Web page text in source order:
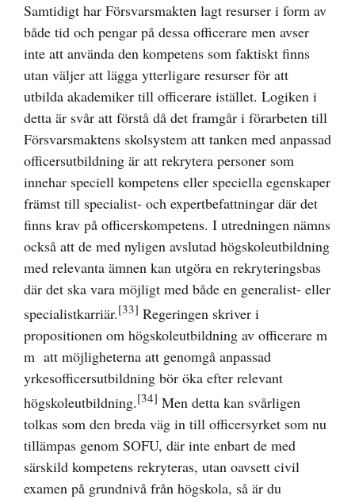
Samtidigt har Försvarsmakten lagt resurser i form av
både tid och pengar på dessa officerare men avser
inte att använda den kompetens som faktiskt finns
utan väljer att lägga ytterligare resurser för att
utbilda akademiker till officerare istället. Logiken i
detta är svår att förstå då det framgår i förarbeten till
Försvarsmaktens skolsystem att tanken med anpassad
officersutbildning är att rekrytera personer som
innehar speciell kompetens eller speciella egenskaper
främst till specialist- och expertbefattningar där det
finns krav på officerskompetens. I utredningen nämns
också att de med nyligen avslutad högskoleutbildning
med relevanta ämnen kan utgöra en rekryteringsbas
där det ska vara möjligt med både en generalist- eller
specialistkarriär.[33] Regeringen skriver i
propositionen om högskoleutbildning av officerare m
m att möjligheterna att genomgå anpassad
yrkesofficersutbildning bör öka efter relevant
högskoleutbildning.[34] Men detta kan svårligen
tolkas som den breda väg in till officersyrket som nu
tillämpas genom SOFU, där inte enbart de med
särskild kompetens rekryteras, utan oavsett civil
examen på grundnivå från högskola, så är du